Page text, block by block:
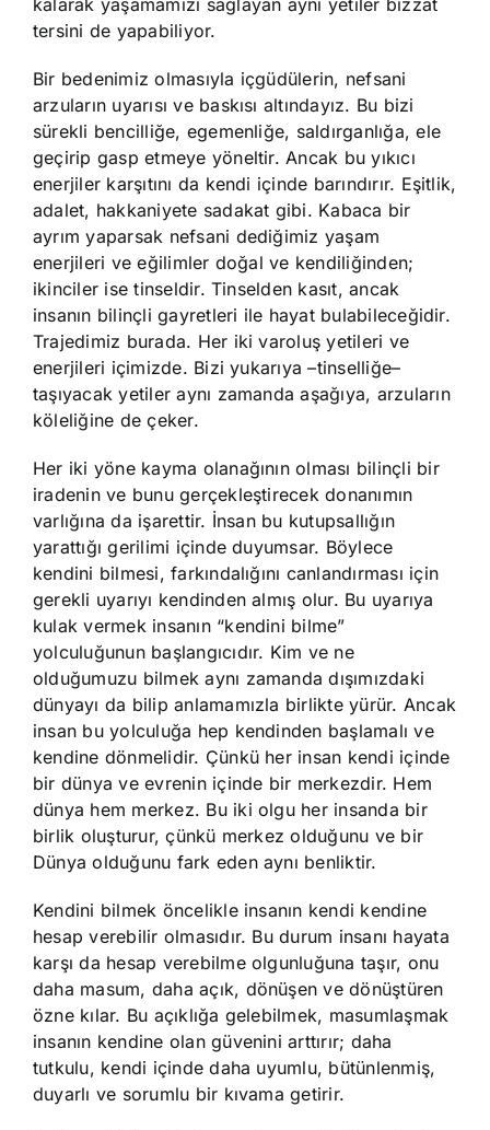
kalarak yaşamamızı sağlayan aynı yetiler bizzat
tersini de yapabiliyor.
Bir bedenimiz olmasıyla içgüdülerin, nefsani
arzuların uyarısı ve baskısı altındayız. Bu bizi
sürekli bencilliğe, egemenliğe, saldırganlığa, ele
geçirip gasp etmeye yöneltir. Ancak bu yıkıcı
enerjiler karşıtını da kendi içinde barındırır. Eşitlik,
adalet, hakkaniyete sadakat gibi. Kabaca bir
ayrım yaparsak nefsani dediğimiz yaşam
enerjileri ve eğilimler doğal ve kendiliğinden;
ikinciler ise tinseldir. Tinselden kasıt, ancak
insanın bilinçli gayretleri ile hayat bulabileceğidir.
Trajedimiz burada. Her iki varoluş yetileri ve
enerjileri içimizde. Bizi yukarıya –tinselliğe–
taşıyacak yetiler aynı zamanda aşağıya, arzuların
köleliğine de çeker.
Her iki yöne kayma olanağının olması bilinçli bir
iradenin ve bunu gerçekleştirecek donanımın
varlığına da işarettir. İnsan bu kutupsallığın
yarattığı gerilimi içinde duyumsar. Böylece
kendini bilmesi, farkındalığını canlandırması için
gerekli uyarıyı kendinden almış olur. Bu uyarıya
kulak vermek insanın “kendini bilme”
yolculuğunun başlangıcıdır. Kim ve ne
olduğumuzu bilmek aynı zamanda dışımızdaki
dünyayı da bilip anlamamızla birlikte yürür. Ancak
insan bu yolculuğa hep kendinden başlamalı ve
kendine dönmelidir. Çünkü her insan kendi içinde
bir dünya ve evrenin içinde bir merkezdir. Hem
dünya hem merkez. Bu iki olgu her insanda bir
birlik oluşturur, çünkü merkez olduğunu ve bir
Dünya olduğunu fark eden aynı benliktir.
Kendini bilmek öncelikle insanın kendi kendine
hesap verebilir olmasıdır. Bu durum insanı hayata
karşı da hesap verebilme olgunluğuna taşır, onu
daha masum, daha açık, dönüşen ve dönüştüren
özne kılar. Bu açıklığa gelebilmek, masumlaşmak
insanın kendine olan güvenini arttırır; daha
tutkulu, kendi içinde daha uyumlu, bütünlenmiş,
duyarlı ve sorumlu bir kıvama getirir.